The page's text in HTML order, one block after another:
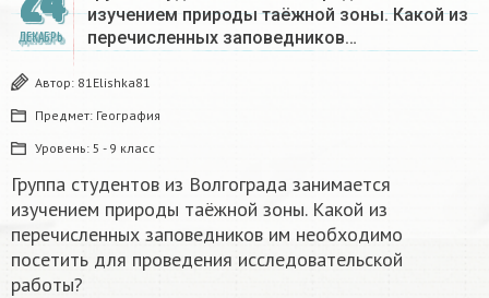
ДЕКАБРЬ
изучением природы таёжной зоны. Какой из
перечисленных заповедников…
Автор: 81Elishka81
Предмет: География
Уровень: 5 - 9 класс
Группа студентов из Волгограда занимается
изучением природы таёжной зоны. Какой из
перечисленных заповедников им необходимо
посетить для проведения исследовательской
работы?